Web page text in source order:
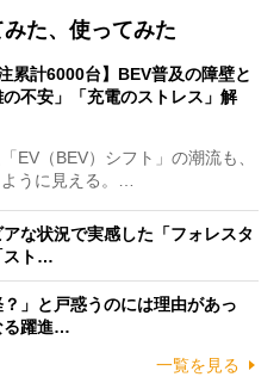
た、使ってみた
累計6000台】BEV普及の障壁と
不安」「充電のストレス」解
EV（BEV）シフト」の潮流も、
うに見える。…
な状況で実感した「フォレスタ
スト…
」と戸惑うのには理由があっ
る躍進…
一覧を見る